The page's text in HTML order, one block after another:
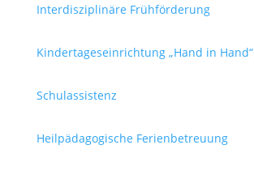
Interdisziplinäre Frühförderung
Kindertageseinrichtung „Hand in Hand“
Schulassistenz
Heilpädagogische Ferienbetreuung